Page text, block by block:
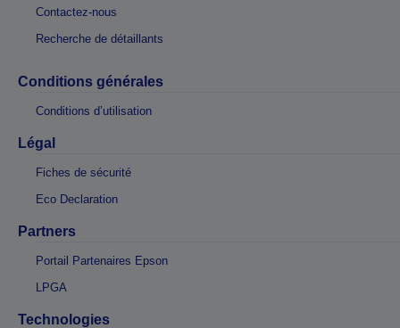
Contactez-nous
Recherche de détaillants
Conditions générales
Conditions d’utilisation
Légal
Fiches de sécurité
Eco Declaration
Partners
Portail Partenaires Epson
LPGA
Technologies